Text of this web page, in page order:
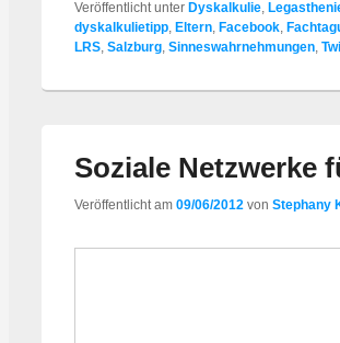
Veröffentlicht unter Dyskalkulie,
dyskalkulietipp, Eltern, Facebook,
LRS, Salzburg, Sinneswahrnehmungen,
Soziale Netzwerke
Veröffentlicht am 09/06/2012 von Stephany